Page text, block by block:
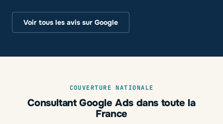
Voir tous les avis sur Google
COUVERTURE NATIONALE
Consultant Google Ads dans toute la
France